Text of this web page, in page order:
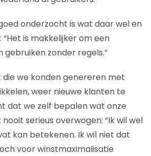
onderzocht is wat daar wel en
is makkelijker om een
zonder regels.”
we konden genereren met
weer nieuwe klanten te
dat we zelf bepalen wat onze
serieus overwogen: “Ik wil wel
kan betekenen. Ik wil niet dat
voor winstmaximalisatie